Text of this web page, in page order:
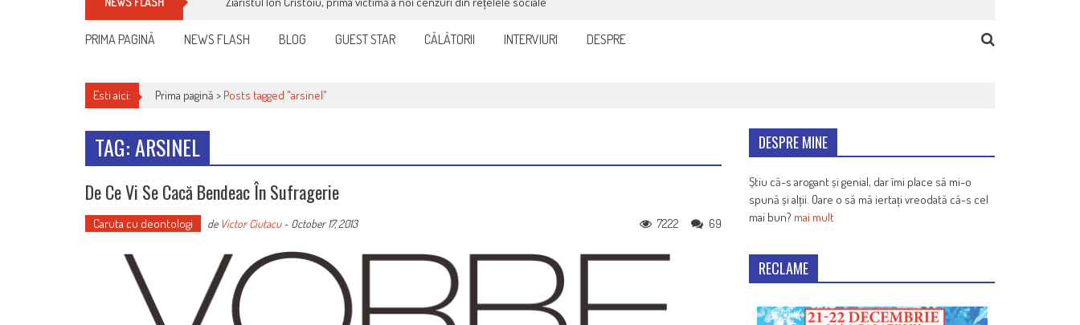
PRIMA PAGINĂ NEWS FLASH BLOG GUEST STAR CĂLĂTORII INTERVIURI DESPRE
Esti aici: Prima pagină > Posts tagged "arsinel"
TAG: ARSINEL
De Ce Vi Se Cacă Bendeac În Sufragerie
Caruta cu deontologi de Victor Ciutacu- October 17, 2013 69
7222
DESPRE MINE
Știu că-s arogant și genial, dar îmi place să mi-o
spună și alții. Oare o să mă iertați vreodată că-s cel
mai bun? mai mult
RECLAME